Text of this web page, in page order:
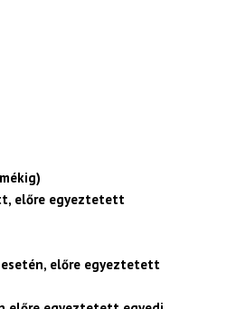
előre egyeztetett
előre egyeztetett